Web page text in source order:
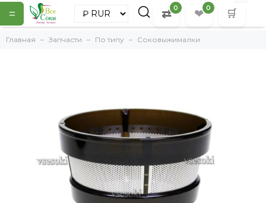
= ⇄ 0 ❤ 0 🛒
Главная Запчасти По типу Соковыжималки